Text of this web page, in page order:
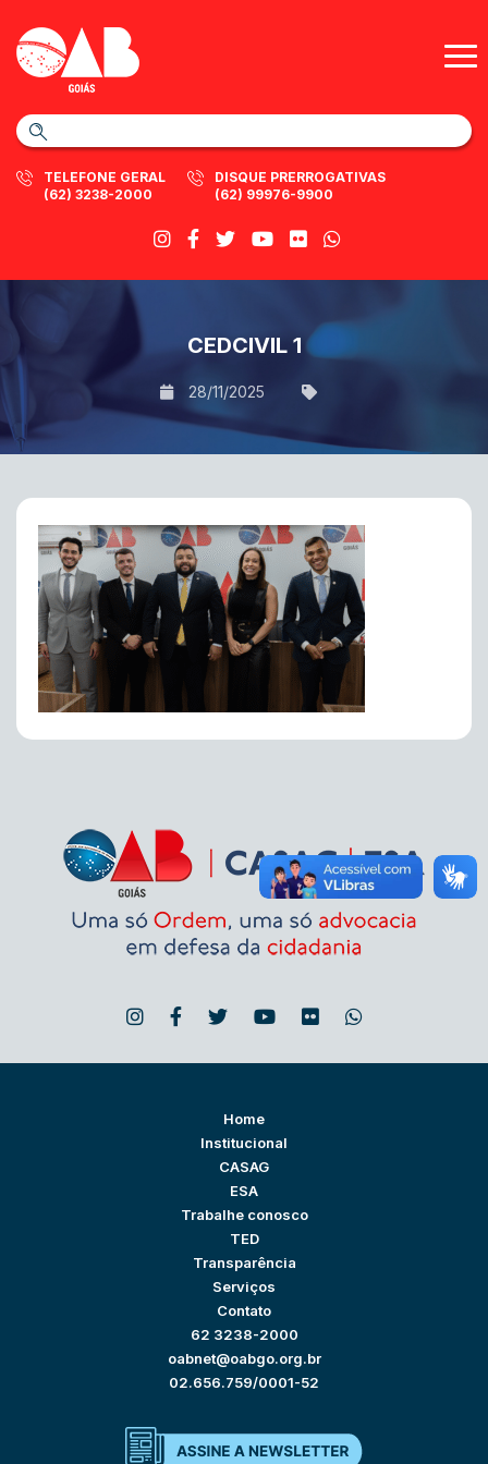
TELEFONE GERAL
(62) 3238-2000
DISQUE PRERROGATIVAS
(62) 99976-9900
CEDCIVIL 1
28/11/2025
Home
Institucional
CASAG
ESA
Trabalhe conosco
TED
Transparência
Serviços
Contato
62 3238-2000
oabnet@oabgo.org.br
02.656.759/0001-52